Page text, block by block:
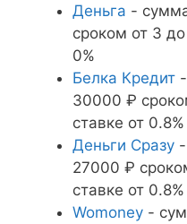
Деньга -
сроком от 3
0%
Белка Кредит
30000 ₽
ставке от 0.8%
Деньги Сразу
27000 ₽
ставке от 0.8%
Womoney -